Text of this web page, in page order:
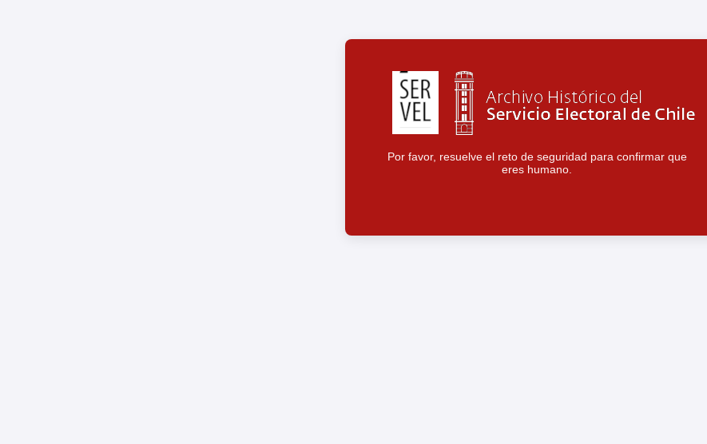
Por favor, resuelve el reto de seguridad para confirmar que
eres humano.